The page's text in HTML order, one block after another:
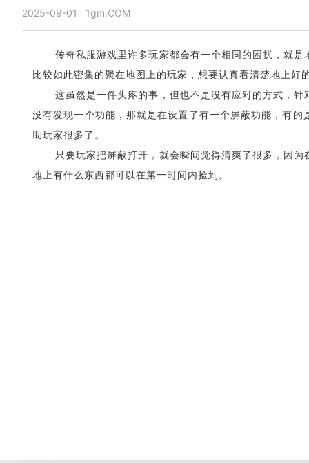
2025-09-01 1gm.COM
传奇私服游戏里许多玩家都会有一个相同的困扰，就
比较如此密集的聚在地图上的玩家，想要认真看清楚地上好
这虽然是一件头疼的事，但也不是没有应对的方式，
没有发现一个功能，那就是在设置了有一个屏蔽功能，有
助玩家很多了。
只要玩家把屏蔽打开，就会瞬间觉得清爽了很多，因
地上有什么东西都可以在第一时间内捡到。